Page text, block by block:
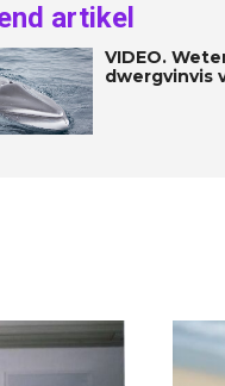
artikel
VIDEO.
dwergvinvis